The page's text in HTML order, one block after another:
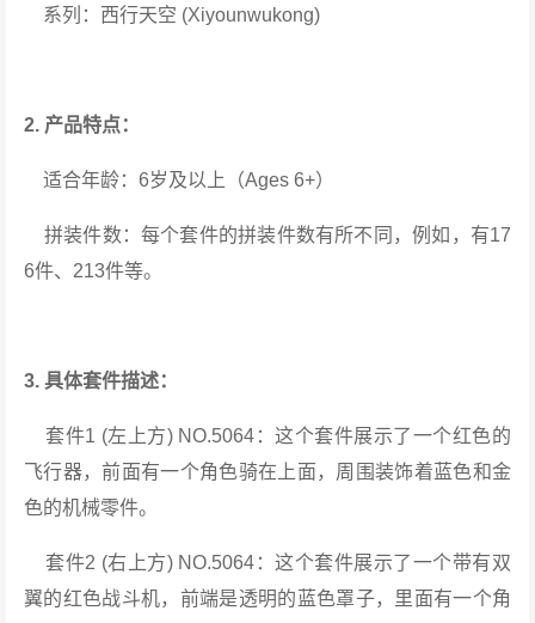
系列：西行天空 (Xiyounwukong)
2. 产品特点：
适合年龄：6岁及以上（Ages 6+）
拼装件数：每个套件的拼装件数有所不同，例如，有17
6件、213件等。
3. 具体套件描述：
套件1 (左上方) NO.5064：这个套件展示了一个红色的
飞行器，前面有一个角色骑在上面，周围装饰着蓝色和金
色的机械零件。
套件2 (右上方) NO.5064：这个套件展示了一个带有双
翼的红色战斗机，前端是透明的蓝色罩子，里面有一个角